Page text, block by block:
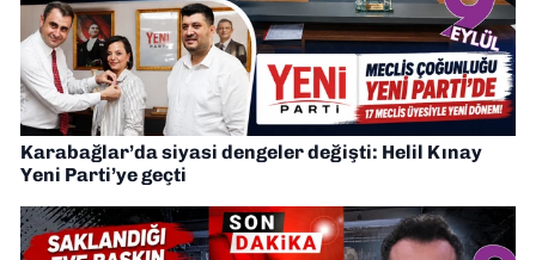
Karabağlar’da siyasi dengeler değişti: Helil Kınay
Yeni Parti’ye geçti